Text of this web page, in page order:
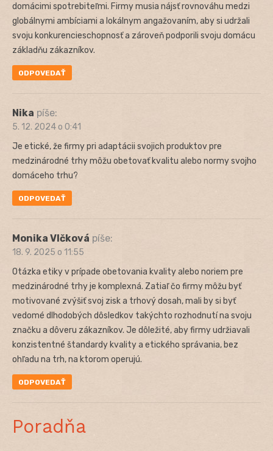
domácimi spotrebiteľmi. Firmy musia nájsť rovnováhu medzi
globálnymi ambíciami a lokálnym angažovaním, aby si udržali
svoju konkurencieschopnosť a zároveň podporili svoju domácu
základňu zákazníkov.
ODPOVEDAŤ
Nika píše:
5. 12. 2024 o 0:41
Je etické, že firmy pri adaptácii svojich produktov pre
medzinárodné trhy môžu obetovať kvalitu alebo normy svojho
domáceho trhu?
ODPOVEDAŤ
Monika Vlčková píše:
18. 9. 2025 o 11:55
Otázka etiky v prípade obetovania kvality alebo noriem pre
medzinárodné trhy je komplexná. Zatiaľ čo firmy môžu byť
motivované zvýšiť svoj zisk a trhový dosah, mali by si byť
vedomé dlhodobých dôsledkov takýchto rozhodnutí na svoju
značku a dôveru zákazníkov. Je dôležité, aby firmy udržiavali
konzistentné štandardy kvality a etického správania, bez
ohľadu na trh, na ktorom operujú.
ODPOVEDAŤ
Poradňa